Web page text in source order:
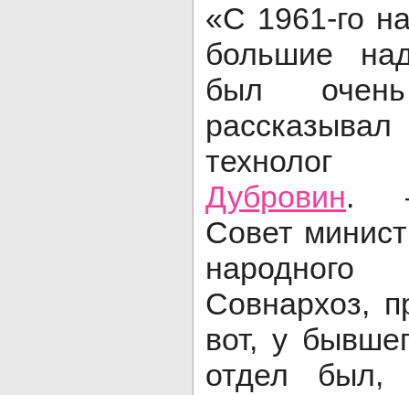
«С 1961-го
большие
был
Дубровин. –
Совет
Совнархоз,
вот, у
отдел был,